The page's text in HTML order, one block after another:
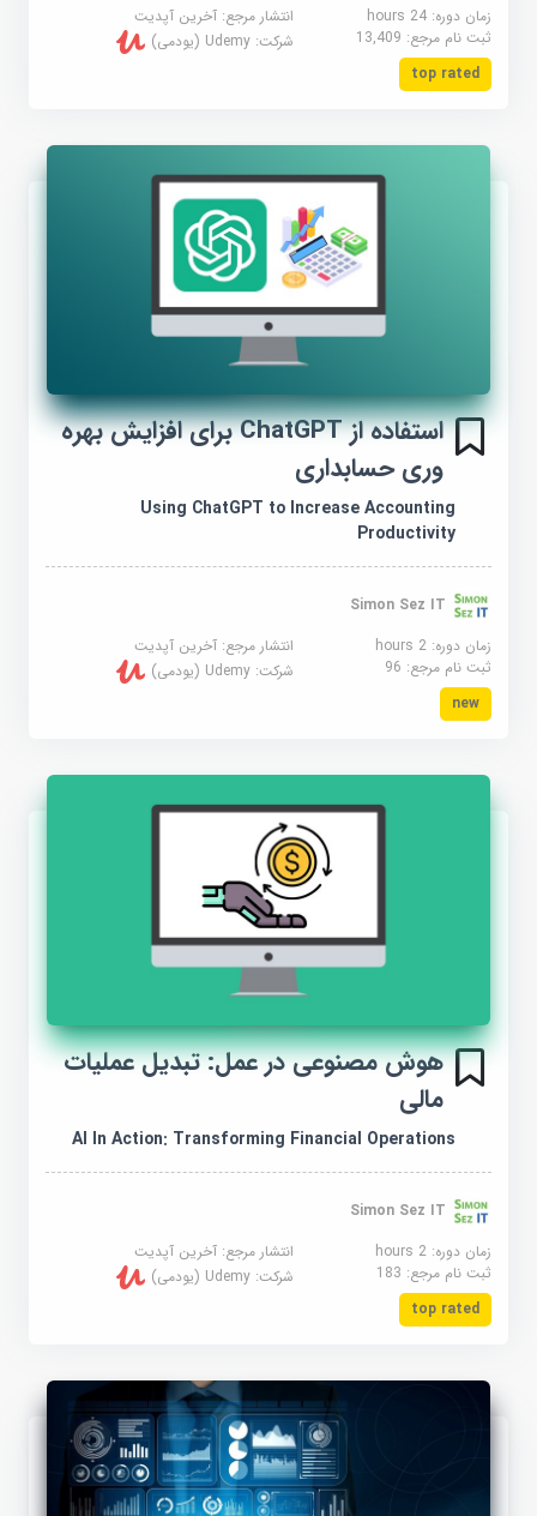
زمان دوره: 24 hours
انتشار مرجع:آخرین آپدیت
ثبت نام مرجع:13,409 شرکت:Udemy (یودمی)
top rated
استفاده از ChatGPT برای افزایش بهره
وری حسابداری
Using ChatGPT to Increase Accounting
Productivity
Simon Sez IT
زمان دوره: 2 hours
انتشار مرجع:آخرین آپدیت
ثبت نام مرجع:96 شرکت:Udemy (یودمی)
new
هوش مصنوعی در عمل: تبدیل عملیات
مالی
AI In Action: Transforming Financial Operations
Simon Sez IT
زمان دوره: 2 hours
انتشار مرجع:آخرین آپدیت
ثبت نام مرجع:183 شرکت:Udemy (یودمی)
top rated